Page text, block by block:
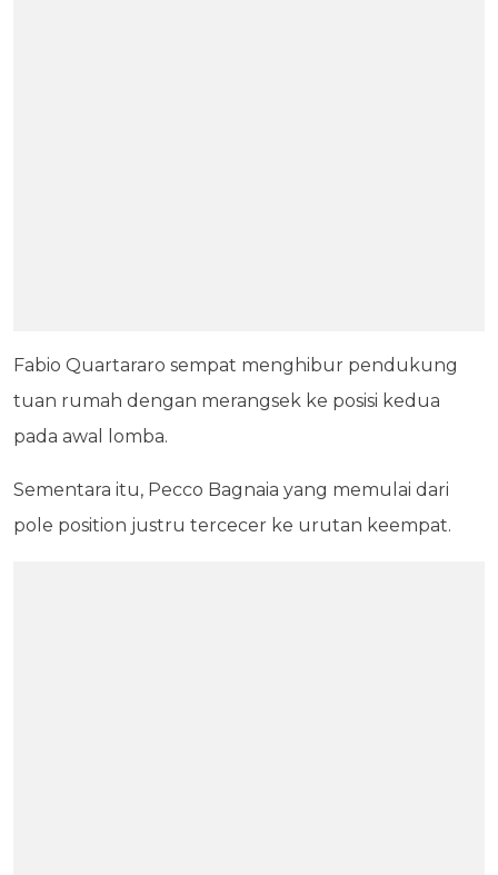
Fabio Quartararo sempat menghibur pendukung
tuan rumah dengan merangsek ke posisi kedua
pada awal lomba.
Sementara itu, Pecco Bagnaia yang memulai dari
pole position justru tercecer ke urutan keempat.